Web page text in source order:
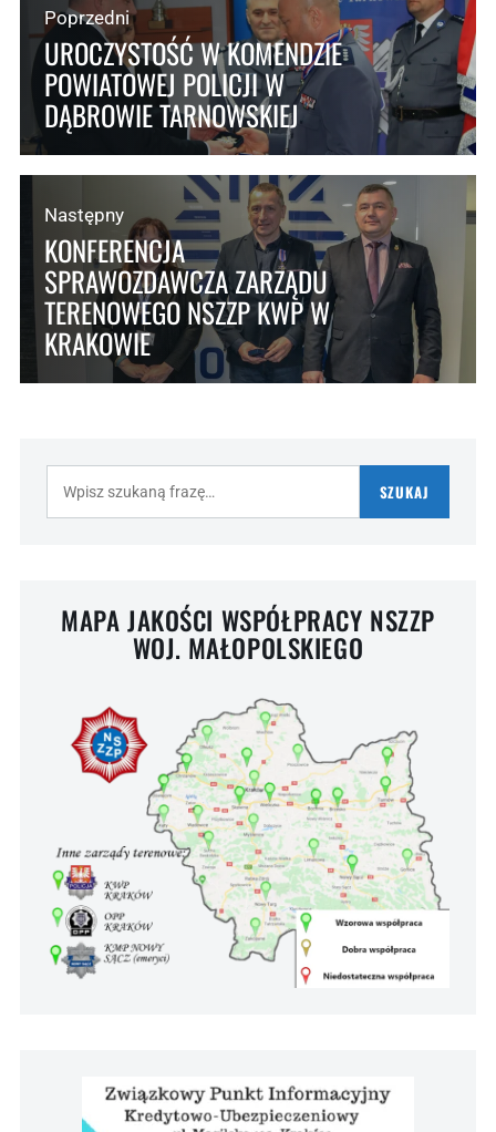
Poprzedni
UROCZYSTOŚĆ W KOMENDZIE
POWIATOWEJ POLICJI W
DĄBROWIE TARNOWSKIEJ
Następny
KONFERENCJA
SPRAWOZDAWCZA ZARZĄDU
TERENOWEGO NSZZP KWP W
KRAKOWIE
SZUKAJ
MAPA JAKOŚCI WSPÓŁPRACY NSZZP
WOJ. MAŁOPOLSKIEGO